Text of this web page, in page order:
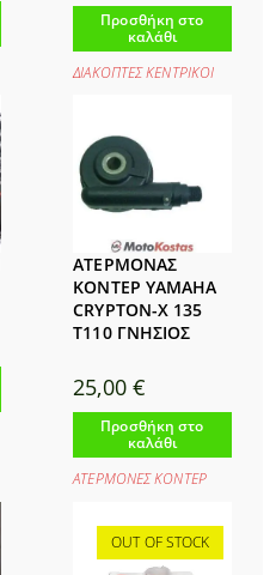
Προσθήκη στο
καλάθι
ΔΙΑΚΟΠΤΕΣ ΚΕΝΤΡΙΚΟΙ
ΑΤΕΡΜΟΝΑΣ
ΚΟΝΤΕΡ YAMAHA
CRYPTON-X 135
T110 ΓΝΗΣΙΟΣ
25,00 €
Προσθήκη στο
καλάθι
ΑΤΕΡΜΟΝΕΣ ΚΟΝΤΕΡ
OUT OF STOCK